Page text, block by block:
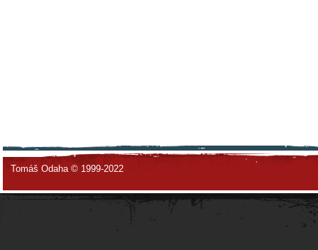
Tomáš Odaha © 1999-2022